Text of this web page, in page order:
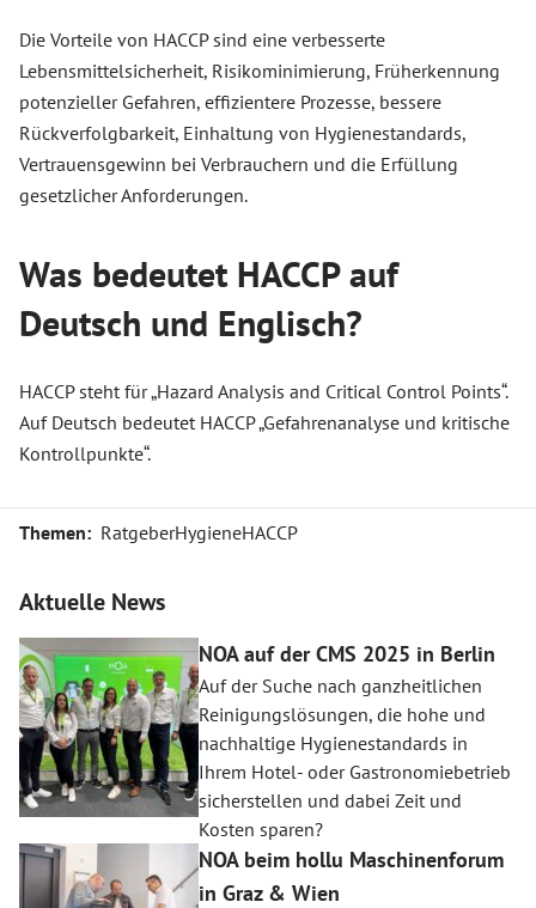
Die Vorteile von HACCP sind eine verbesserte
Lebensmittelsicherheit, Risikominimierung, Früherkennung
potenzieller Gefahren, effizientere Prozesse, bessere
Rückverfolgbarkeit, Einhaltung von Hygienestandards,
Vertrauensgewinn bei Verbrauchern und die Erfüllung
gesetzlicher Anforderungen.
Was bedeutet HACCP auf
Deutsch und Englisch?
HACCP steht für „Hazard Analysis and Critical Control Points“.
Auf Deutsch bedeutet HACCP „Gefahrenanalyse und kritische
Kontrollpunkte“.
Themen: RatgeberHygieneHACCP
Aktuelle News
NOA auf der CMS 2025 in Berlin
Auf der Suche nach ganzheitlichen
Reinigungslösungen, die hohe und
nachhaltige Hygienestandards in
Ihrem Hotel- oder Gastronomiebetrieb
sicherstellen und dabei Zeit und
Kosten sparen?
NOA beim hollu Maschinenforum
in Graz & Wien